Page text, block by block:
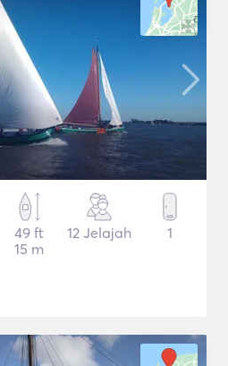
49 ft
15 m
12 Jelajah 1